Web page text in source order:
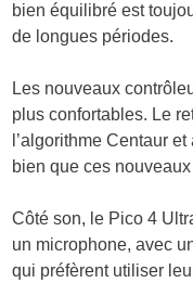
bien équilibré est
de longues périodes.
Les nouveaux
plus confortables. Le
l’algorithme Centaur
bien que ces
Côté son, le Pico 4
un microphone, avec
qui préfèrent utiliser